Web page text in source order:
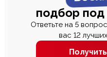
подбор
Ответьте на 5
вас 12